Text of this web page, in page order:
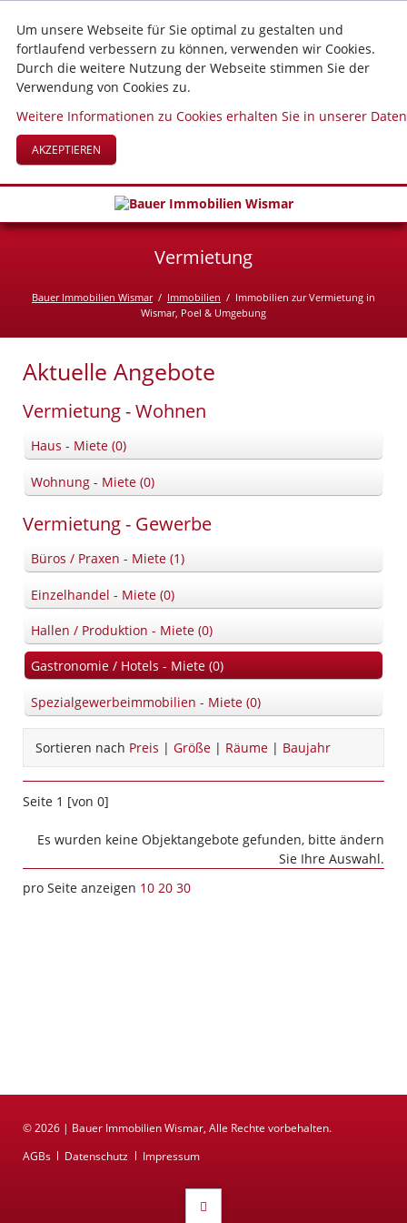
Um unsere Webseite für Sie optimal zu gestalten und
fortlaufend verbessern zu können, verwenden wir Cookies.
Durch die weitere Nutzung der Webseite stimmen Sie der
Verwendung von Cookies zu.
Weitere Informationen zu Cookies erhalten Sie in unserer
AKZEPTIEREN
Vermietung
Bauer Immobilien Wismar Immobilien
Immobilien zur Vermietung in
Wismar, Poel & Umgebung
Aktuelle Angebote
Vermietung - Wohnen
Haus - Miete (0)
Wohnung - Miete (0)
Vermietung - Gewerbe
Büros / Praxen - Miete (1)
Einzelhandel - Miete (0)
Hallen / Produktion - Miete (0)
Gastronomie / Hotels - Miete (0)
Spezialgewerbeimmobilien - Miete (0)
Sortieren nach Preis | Größe| Räume| Baujahr
Seite 1 [von 0]
Es wurden keine Objektangebote gefunden, bitte ändern
Sie Ihre Auswahl.
pro Seite anzeigen 10 20 30
© 2026 | Bauer Immobilien Wismar, Alle Rechte vorbehalten.
Navigation
AGBs Datenschutz Impressum